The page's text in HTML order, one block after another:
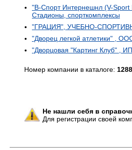
"В-Спорт Интернешнл (V-
Стадионы, спорткомплексы
"ГРАЦИЯ", УЧЕБНО-
"Дворец легкой атлетики" ,
"Дворцовая "Картинг Клуб" ,
Номер компании в каталоге:
Не нашли себя в
Для регистрации своей